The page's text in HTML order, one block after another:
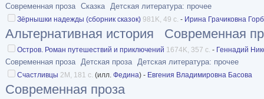
Современная проза Сказка Детская литература: прочее
Зёрнышки надежды (сборник сказок) 981K, 49 с. - Ирина Грачиковна
Альтернативная история Современная
Остров. Роман путешествий и приключений 1674K, 357 с. - Геннадий
Современная проза Детская проза Детская литература: прочее
Счастливцы 2M, 181 с. (илл. Федина) - Евгения Владимировна Басова
Современная проза